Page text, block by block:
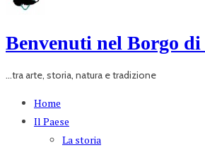
Benvenuti nel Borgo
...tra arte, storia, natura e tradizione
Home
Il Paese
La storia